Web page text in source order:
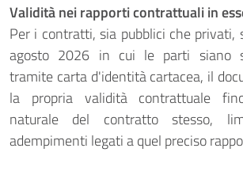
Validità nei rapporti contrattuali in
Per i contratti, sia pubblici che
agosto 2026 in cui le parti siano
tramite carta d'identità cartacea, il
la propria validità contrattuale
naturale del contratto stesso,
adempimenti legati a quel preciso